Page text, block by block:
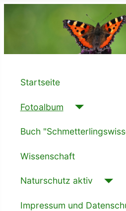
Startseite
Fotoalbum
Buch
Wissenschaft
Naturschutz aktiv
Impressum und